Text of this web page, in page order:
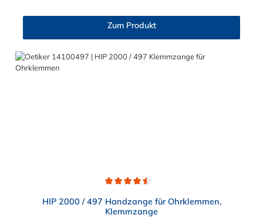
Bereichen. Technische Daten Gewicht: 0,506 kg
Zolltarifnummer: 82054000 Herkunftsland: Italien
Zum Produkt
HIP 2000 / 497 Handzange für Ohrklemmen,
Klemmzange